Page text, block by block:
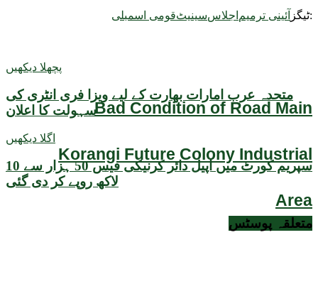
Bad Condition of Road Main
Korangi Future Colony Industrial
Area
ٹیگز: آئینی ترمیم اجلاسسینیٹقومی اسمبلی
پچھلا دیکھیں
متحدہ عرب امارات بھارت کے لیے ویزا فری انٹری کی
سہولت کا اعلان
اگلا دیکھیں
سپریم کورٹ میں اپیل دائر کرنیکی فیس 50 ہزار سے 10
لاکھ روپے کر دی گئی
متعلقہ پوسٹس